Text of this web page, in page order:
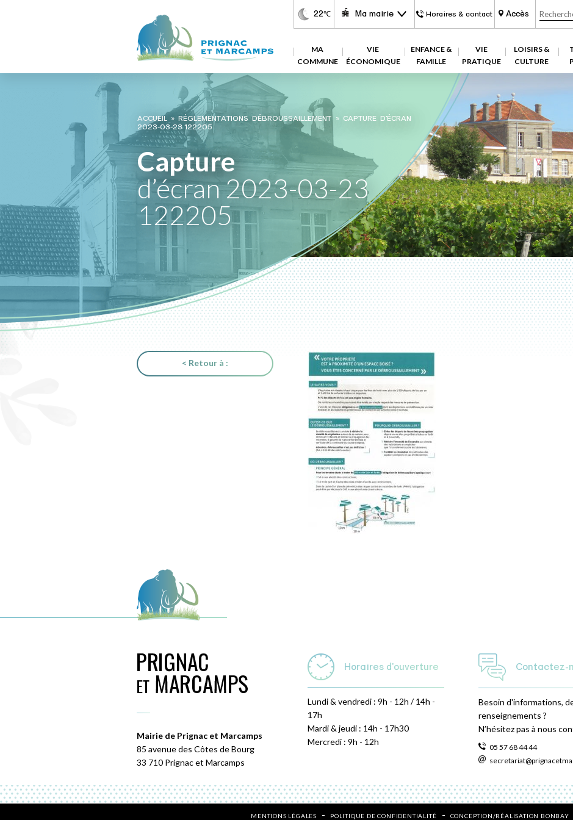
22℃ Ma mairie Horaires & contact Accès
MA
COMMUNE
VIE
ÉCONOMIQUE
ENFANCE &
FAMILLE
VIE
PRATIQUE
LOISIRS &
CULTURE
ACCUEIL»RÉGLEMENTATIONS DÉBROUSSAILLEMENT » CAPTURE D’ÉCRAN
2023-03-23 122205
Capture
d’écran 2023-03-23
122205
< Retour à :
Mairie de Prignac et Marcamps
85 avenue des Côtes de Bourg
33 710 Prignac et Marcamps
Horaires d'ouverture
Lundi & vendredi : 9h - 12h / 14h -
17h
Mardi & jeudi : 14h - 17h30
Mercredi : 9h - 12h
Contactez-
Besoin d'informations,
renseignements ?
N’hésitez pas à nous
05 57 68 44 44
MENTIONS LÉGALES POLITIQUE DE CONFIDENTIALITÉ CONCEPTION/RÉALISATION BONBAY